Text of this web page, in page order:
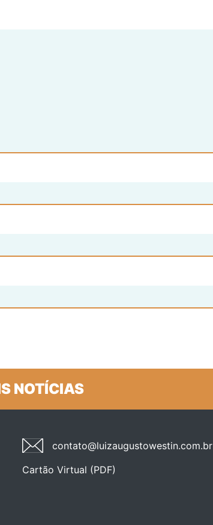
NOTÍCIAS
contato@luizaugustowestin.com.br
Cartão Virtual (PDF)